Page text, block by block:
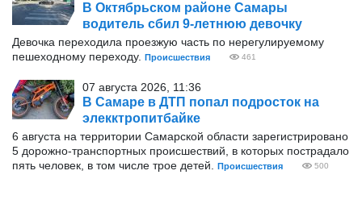
В Октябрьском районе Самары
водитель сбил 9-летнюю девочку
Девочка переходила проезжую часть по нерегулируемому
пешеходному переходу. Происшествия 461
07 августа 2026, 11:36
В Самаре в ДТП попал подросток на
элекктропитбайке
6 августа на территории Самарской области зарегистрировано
5 дорожно-транспортных происшествий, в которых пострадало
пять человек, в том числе трое детей.
Происшествия 500